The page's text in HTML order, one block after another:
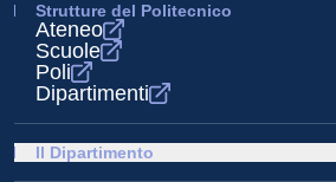
Strutture del Politecnico
Ateneo
Scuole
Poli
Dipartimenti
Il Dipartimento